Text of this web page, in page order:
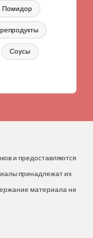
Помидор
Соусы
и предоставляются
принадлежат их
материала не